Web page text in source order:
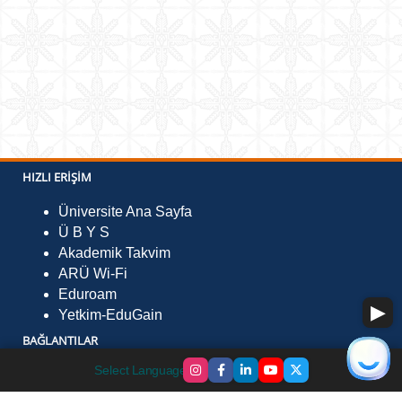
Select Language ▼
HIZLI ERIŞIM
Üniversite Ana Sayfa
Ü B Y S
Akademik Takvim
ARÜ Wi-Fi
Eduroam
Yetkim-EduGain
BAĞLANTILAR
Ulusal Staj Programı
Kampüs Kart Para Yükleme